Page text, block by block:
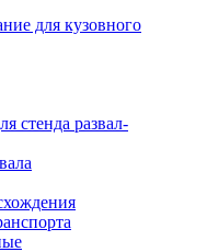
для кузовного
стенда развал-